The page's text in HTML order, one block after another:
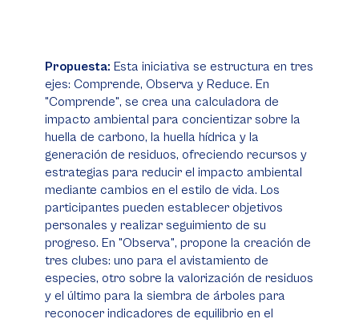
Propuesta: Esta iniciativa se estructura en tres
ejes: Comprende, Observa y Reduce. En
"Comprende", se crea una calculadora de
impacto ambiental para concientizar sobre la
huella de carbono, la huella hídrica y la
generación de residuos, ofreciendo recursos y
estrategias para reducir el impacto ambiental
mediante cambios en el estilo de vida. Los
participantes pueden establecer objetivos
personales y realizar seguimiento de su
progreso. En "Observa", propone la creación de
tres clubes: uno para el avistamiento de
especies, otro sobre la valorización de residuos
y el último para la siembra de árboles para
reconocer indicadores de equilibrio en el